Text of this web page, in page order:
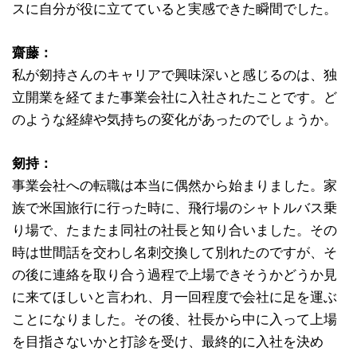
スに自分が役に立てていると実感できた瞬間でした。
齋藤：
私が剱持さんのキャリアで興味深いと感じるのは、独
立開業を経てまた事業会社に入社されたことです。ど
のような経緯や気持ちの変化があったのでしょうか。
剱持：
事業会社への転職は本当に偶然から始まりました。家
族で米国旅行に行った時に、飛行場のシャトルバス乗
り場で、たまたま同社の社長と知り合いました。その
時は世間話を交わし名刺交換して別れたのですが、そ
の後に連絡を取り合う過程で上場できそうかどうか見
に来てほしいと言われ、月一回程度で会社に足を運ぶ
ことになりました。その後、社長から中に入って上場
を目指さないかと打診を受け、最終的に入社を決め